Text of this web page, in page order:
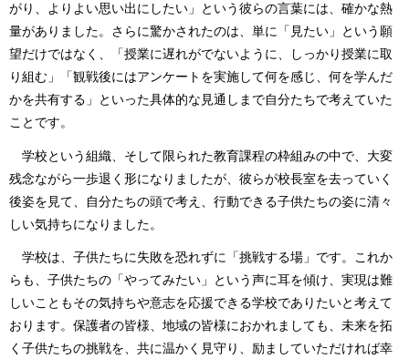
がり、よりよい思い出にしたい」という彼らの言葉には、確かな熱
量がありました。さらに驚かされたのは、単に「見たい」という願
望だけではなく、「授業に遅れがでないように、しっかり授業に取
り組む」「観戦後にはアンケートを実施して何を感じ、何を学んだ
かを共有する」といった具体的な見通しまで自分たちで考えていた
ことです。
学校という組織、そして限られた教育課程の枠組みの中で、大変
残念ながら一歩退く形になりましたが、彼らが校長室を去っていく
後姿を見て、自分たちの頭で考え、行動できる子供たちの姿に清々
しい気持ちになりました。
学校は、子供たちに失敗を恐れずに「挑戦する場」です。これか
らも、子供たちの「やってみたい」という声に耳を傾け、実現は難
しいこともその気持ちや意志を応援できる学校でありたいと考えて
おります。保護者の皆様、地域の皆様におかれましても、未来を拓
く子供たちの挑戦を、共に温かく見守り、励ましていただければ幸